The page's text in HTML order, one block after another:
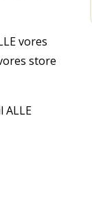
vores
store
ALLE